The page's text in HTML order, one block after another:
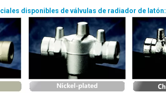
disponibles de válvulas de radiador de latón: